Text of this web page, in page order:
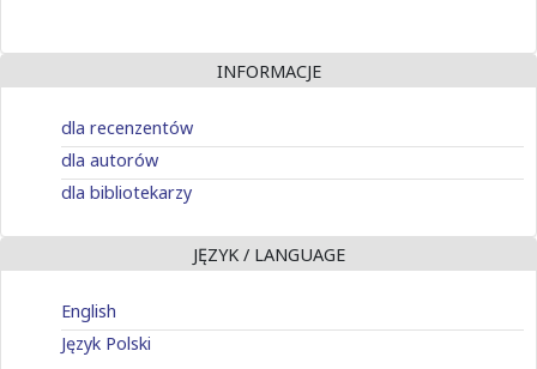
INFORMACJE
dla recenzentów
dla autorów
dla bibliotekarzy
JĘZYK / LANGUAGE
English
Język Polski